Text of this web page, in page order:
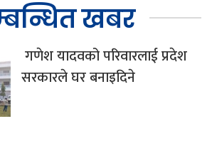
खबर
गणेश यादवको परिवारलाई प्रदेश
सरकारले घर बनाइदिने